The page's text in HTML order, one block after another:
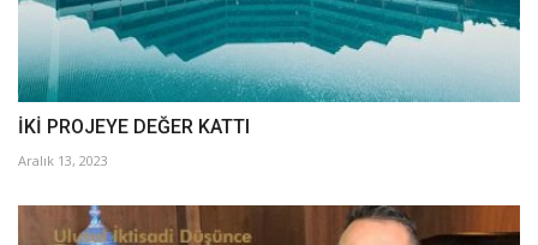
İKİ PROJEYE DEĞER KATTI
Aralık 13, 2023